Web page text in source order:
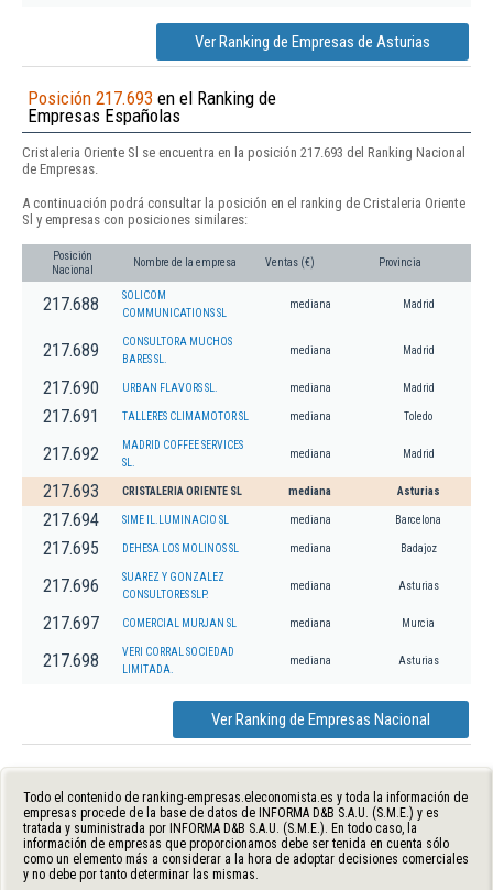
Ver Ranking de Empresas de Asturias
Posición 217.693 en el Ranking de
Empresas Españolas
Cristaleria Oriente Sl se encuentra en la posición 217.693 del Ranking Nacional
de Empresas.
A continuación podrá consultar la posición en el ranking de Cristaleria Oriente
Sl y empresas con posiciones similares:
Posición
Nacional
Nombre de la empresa Ventas (€) Provincia
217.688
SOLICOM
COMMUNICATIONS SL
mediana Madrid
217.689
CONSULTORA MUCHOS
BARES SL.
mediana Madrid
217.690 URBAN FLAVORS SL. mediana Madrid
217.691 TALLERES CLIMAMOTOR SL mediana Toledo
217.692
MADRID COFFEE SERVICES
SL.
mediana Madrid
217.693 CRISTALERIA ORIENTE SL mediana Asturias
217.694 SIME IL.LUMINACIO SL mediana Barcelona
217.695 DEHESA LOS MOLINOS SL mediana Badajoz
217.696
SUAREZ Y GONZALEZ
CONSULTORES SLP.
mediana Asturias
217.697 COMERCIAL MURJAN SL mediana Murcia
217.698
VERI CORRAL SOCIEDAD
LIMITADA.
mediana Asturias
Ver Ranking de Empresas Nacional
Todo el contenido de ranking-empresas.eleconomista.es y toda la información de
empresas procede de la base de datos de INFORMA D&B S.A.U. (S.M.E.) y es
tratada y suministrada por INFORMA D&B S.A.U. (S.M.E.). En todo caso, la
información de empresas que proporcionamos debe ser tenida en cuenta sólo
como un elemento más a considerar a la hora de adoptar decisiones comerciales
y no debe por tanto determinar las mismas.